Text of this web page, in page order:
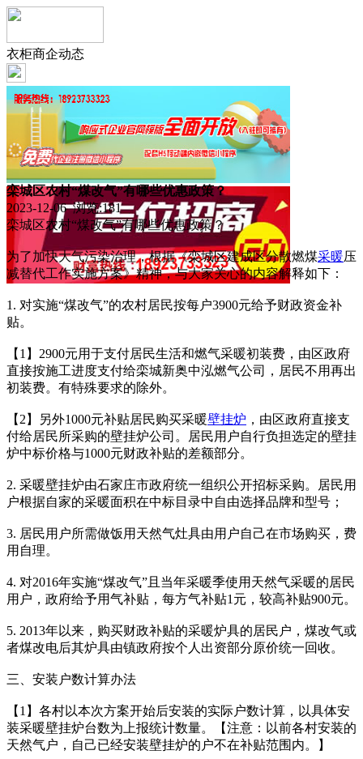
衣柜商企动态
栾城区农村“煤改气”有哪些优惠政策？
2023-12-06 浏览:181
栾城区农村“煤改气”有哪些优惠政策？
为了加快大气污染治理，根据《栾城区建成区分散燃煤采暖压
减替代工作实施方案》精神，与大家关心的内容解释如下：
1. 对实施“煤改气”的农村居民按每户3900元给予财政资金补
贴。
【1】2900元用于支付居民生活和燃气采暖初装费，由区政府
直接按施工进度支付给栾城新奥中泓燃气公司，居民不用再出
初装费。有特殊要求的除外。
【2】另外1000元补贴居民购买采暖壁挂炉 ，由区政府直接支
付给居民所采购的壁挂炉公司。居民用户自行负担选定的壁挂
炉中标价格与1000元财政补贴的差额部分。
2. 采暖壁挂炉由石家庄市政府统一组织公开招标采购。居民用
户根据自家的采暖面积在中标目录中自由选择品牌和型号；
3. 居民用户所需做饭用天然气灶具由用户自己在市场购买，费
用自理。
4. 对2016年实施“煤改气”且当年采暖季使用天然气采暖的居民
用户，政府给予用气补贴，每方气补贴1元，较高补贴900元。
5. 2013年以来，购买财政补贴的采暖炉具的居民户，煤改气或
者煤改电后其炉具由镇政府按个人出资部分原价统一回收。
三、安装户数计算办法
【1】各村以本次方案开始后安装的实际户数计算，以具体安
装采暖壁挂炉台数为上报统计数量。【注意：以前各村安装的
天然气户，自己已经安装壁挂炉的户不在补贴范围内。】